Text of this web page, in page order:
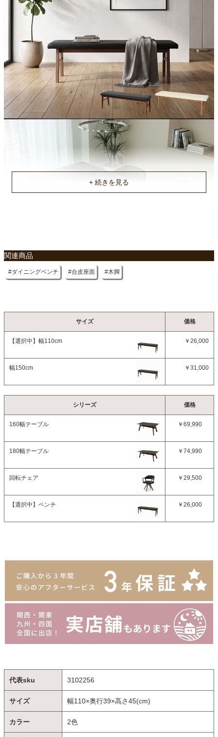
原産国
関連商品
ダイニングベンチ 合皮座面 木脚
サイズ 価格
【選択中】 幅110cm ￥26,000
幅150cm ￥31,000
シリーズ 価格
160幅テーブル ￥69,990
180幅テーブル ￥74,990
回転チェア ￥29,500
【選択中】 ベンチ ￥26,000
代表sku 3102256
サイズ 幅110×奥行39×高さ45(cm)
カラー 2色